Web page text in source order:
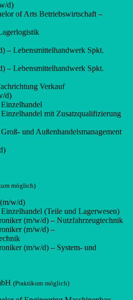
d)
of Arts Betriebswirtschaft –
– Lebensmittelhandwerk Spkt.
– Lebensmittelhandwerk Spkt.
Verkauf
d)
mit Zusatzqualifizierung
und Außenhandelsmanagement
möglich)
w/d)
(Teile und Lagerwesen)
(m/w/d) – Nutzfahrzeugtechnik
(m/w/d) –
(m/w/d) – System- und
(Praktikum möglich)